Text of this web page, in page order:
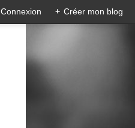
Connexion + Créer mon blog